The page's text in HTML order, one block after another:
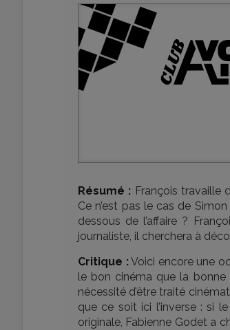
Résumé : François travaille
Ce n’est pas le cas de
dessous de l’affaire ?
journaliste, il cherchera à
Critique : Voici encore une
le bon cinéma que la
nécessité d’être traité
que ce soit ici l’inverse : si
originale, Fabienne Godet a